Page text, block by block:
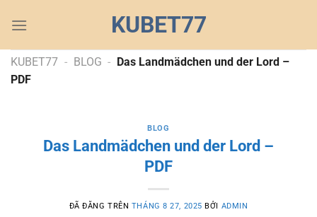
đến
dung
KUBET77
KUBET77 - BLOG - Das Landmädchen und der Lord –
PDF
BLOG
Das Landmädchen und der Lord –
PDF
ĐÃ ĐĂNG TRÊN THÁNG 8 27, 2025 BỞI ADMIN